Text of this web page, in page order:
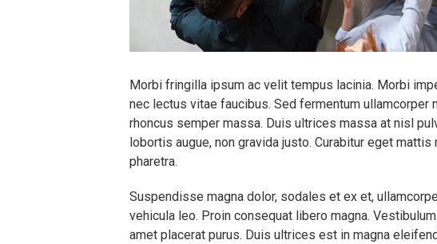
Morbi fringilla ipsum ac velit tempus lacinia. Morbi
nec lectus vitae faucibus. Sed fermentum
rhoncus semper massa. Duis ultrices massa at nisl
lobortis augue, non gravida justo. Curabitur eget
pharetra.
Suspendisse magna dolor, sodales et ex et,
vehicula leo. Proin consequat libero magna.
amet placerat purus. Duis ultrices est in magna